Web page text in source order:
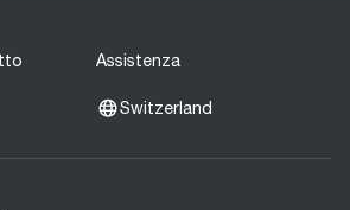
Assistenza
Switzerland